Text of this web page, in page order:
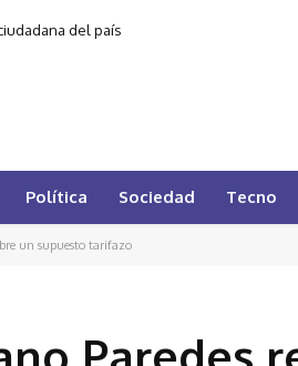
del país
Política Sociedad Tecno
un supuesto tarifazo